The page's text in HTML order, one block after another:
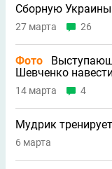
Сборную
27 марта 26
Фото
Шевченко
14 марта 4
Мудрик
6 марта